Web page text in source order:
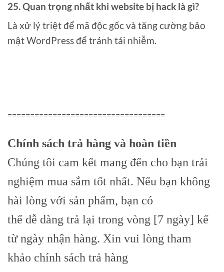
25. Quan trọng nhất khi website bị hack là gì?
Là xử lý triệt để mã độc gốc và tăng cường bảo
mật WordPress để tránh tái nhiễm.
===================================
Chính sách trả hàng và hoàn tiền
Chúng tôi cam kết mang đến cho bạn trải
nghiệm mua sắm tốt nhất. Nếu bạn không
hài lòng với sản phẩm, bạn có
thể dễ dàng trả lại trong vòng [7 ngày] kể
từ ngày nhận hàng. Xin vui lòng tham
khảo chính sách trả hàng